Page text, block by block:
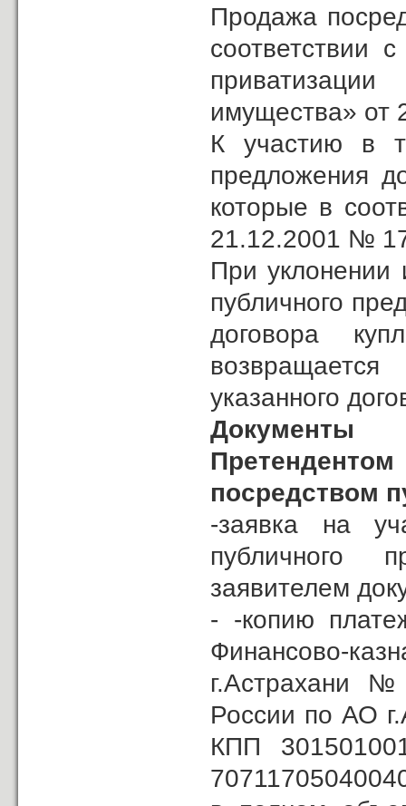
Продажа
соответствии
имущества»
К участию в
предложения
которые в
21.12.2001 №
При уклонении
публичного
договора
указанного
Документы
посредством
-заявка на
публичного
заявителем
- -копию
Финансово-
г.Астрахани
России по АО
КПП